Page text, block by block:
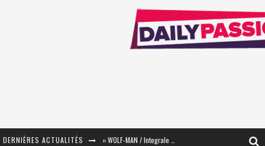
DERNIÈRES ACTUALITÉS